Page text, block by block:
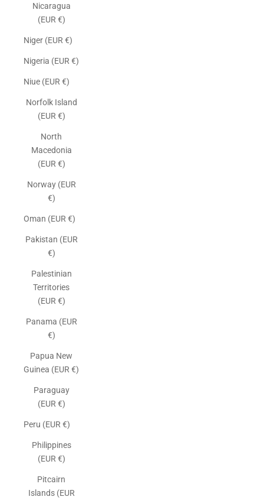
Nicaragua
(EUR €)
Niger (EUR €)
Nigeria (EUR €)
Niue (EUR €)
Norfolk Island
(EUR €)
North
Macedonia
(EUR €)
Norway (EUR
€)
Oman (EUR €)
Pakistan (EUR
€)
Palestinian
Territories
(EUR €)
Panama (EUR
€)
Papua New
Guinea (EUR €)
Paraguay
(EUR €)
Peru (EUR €)
Philippines
(EUR €)
Pitcairn
Islands (EUR